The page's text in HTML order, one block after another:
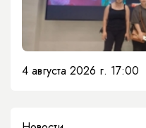
4 августа 2026 г. 17:00